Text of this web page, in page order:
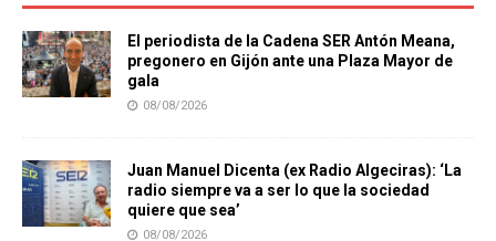
El periodista de la Cadena SER Antón Meana,
pregonero en Gijón ante una Plaza Mayor de
gala
08/08/2026
Juan Manuel Dicenta (ex Radio Algeciras): ‘La
radio siempre va a ser lo que la sociedad
quiere que sea’
08/08/2026